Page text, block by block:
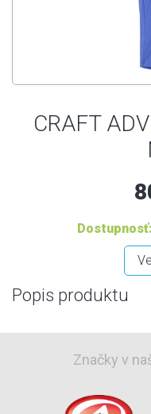
CRAFT
Dostupnosť:
Popis produktu
Značky v